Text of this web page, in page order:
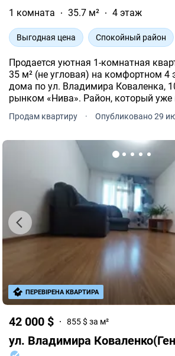
1 комната
35.7 м² 4 этаж
Выгодная цена Спокойный район
Продается уютная 1-комнатная
35 м² (не угловая) на комфортном 4
дома по ул. Владимира Коваленка,
рынком «Нива». Район, который уже
пользуется стабильным спросом
инфраструктуре и удобному
Продам квартиру · Опубликовано 29
42 000 $ 855 $ за м²
ул. Владимира
ПЕРЕВІРЕНА КВАРТИРА